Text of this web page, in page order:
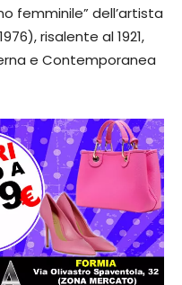
femminile” dell’artista
risalente al 1921,
e Contemporanea